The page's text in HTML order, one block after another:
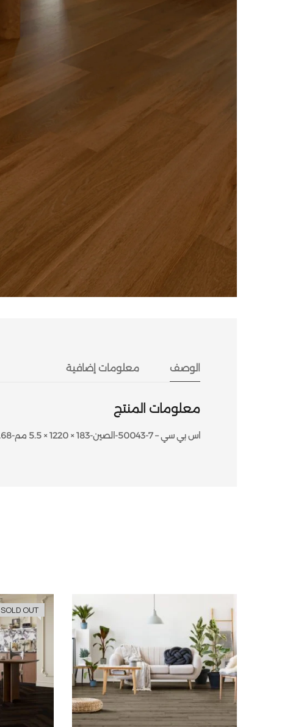
الوصف معلومات إضافية
معلومات المنتج
اس بي سي – 7-50043-الصين-183 × 1220 × 5.5 مم-2.68 متر مربع
SOLD OUT